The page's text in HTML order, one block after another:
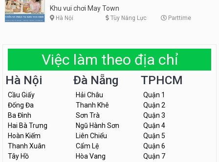
động
Khu vui chơi May Town
Hà Nội Tùy Năng Lực Parttime
Việc làm theo địa chỉ
Hà Nội
Cầu Giấy
Đống Đa
Ba Đình
Hai Bà Trưng
Hoàn Kiếm
Thanh Xuân
Tây Hồ
Đà Nẵng
Hải Châu
Thanh Khê
Sơn Trà
Ngũ Hành Sơn
Liên Chiểu
Cẩm Lệ
Hòa Vang
TPHCM
Quận 1
Quận 2
Quận 3
Quận 4
Quận 5
Quận 6
Quận 7